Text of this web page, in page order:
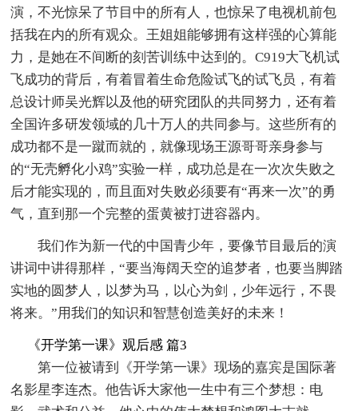
演，不光惊呆了节目中的所有人，也惊呆了电视机前包
括我在内的所有观众。王姐姐能够拥有这样强的心算能
力，是她在不间断的刻苦训练中达到的。C919大飞机试
飞成功的背后，有着冒着生命危险试飞的试飞员，有着
总设计师吴光辉以及他的研究团队的共同努力，还有着
全国许多研发领域的几十万人的共同参与。这些所有的
成功都不是一蹴而就的，就像现场王源哥哥亲身参与
的“无壳孵化小鸡”实验一样，成功总是在一次次失败之
后才能实现的，而且面对失败必须要有“再来一次”的勇
气，直到那一个完整的蛋黄被打进容器内。
我们作为新一代的中国青少年，要像节目最后的演
讲词中讲得那样，“要当海阔天空的追梦者，也要当脚踏
实地的圆梦人，以梦为马，以心为剑，少年远行，不畏
将来。”用我们的知识和智慧创造美好的未来！
《开学第一课》观后感 篇3
第一位被请到《开学第一课》现场的嘉宾是国际著
名影星李连杰。他告诉大家他一生中有三个梦想：电